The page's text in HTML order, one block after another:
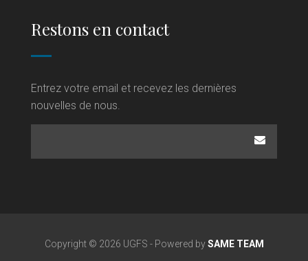
Restons en contact
Entrez votre email et recevez les dernières
nouvelles de nous.
Copyright © 2026 UGFS - Powered bySAME TEAM